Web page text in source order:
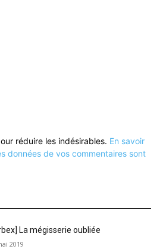
réduire les indésirables. En savoir
données de vos commentaires sont
La mégisserie oubliée
2019